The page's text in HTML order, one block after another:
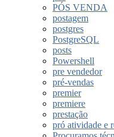
PÓS VENDA
postagem
postgres
PostgreSQL
posts
Powershell
pre vendedor
pré-vendas
premier
premiere
prestação
pró atividade e